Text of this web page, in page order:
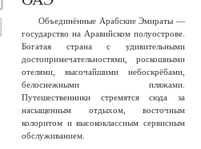
Объединённые Арабские Эмираты —
государство на Аравийском полуострове.
Богатая страна с удивительными
достопримечательностями, роскошными
отелями, высочайшими небоскрёбами,
белоснежными пляжами.
Путешественники стремятся сюда за
насыщенным отдыхом, восточным
колоритом и высококлассным сервисным
обслуживанием.